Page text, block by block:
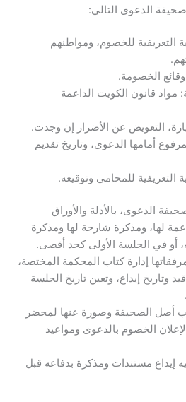
الدعوى التالي:
التعريفية للخصوم، ومواطنهم
الخصومة.
مواد قانون الكويت الداعمة
التعويض عن الأضرار إن وجدت.
أمامها الدعوى، وتاريخ تقديم
التعريفية للمحامي وتوقيعه.
الدعوى، بالأدلة والأوراق
لها، ومذكرة شارحة لها ومذكرة
أو في الجلسة الأولى كحد أقصى.
إدارة كتاب المحكمة المختصة،
وتاريخ إيداع، وتعين تاريخ الجلسة
أصل الصحيفة وصورة عنها لمحضر
الخصوم بالدعوى ومواعيد
إيداع مستندات ومذكرة بدفاعه قبل